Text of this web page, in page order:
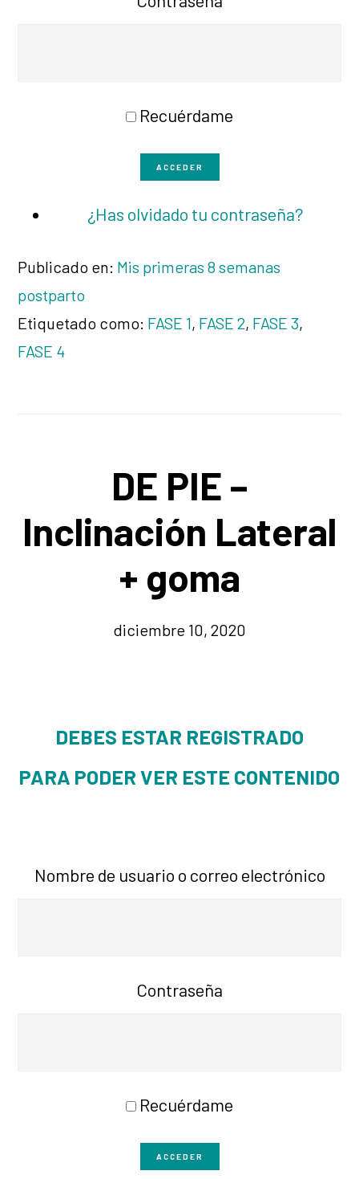
Recuérdame
ACCEDER
¿Has olvidado tu contraseña?
Publicado en: Mis primeras 8 semanas
postparto
Etiquetado como: FASE 1, FASE 2, FASE 3,
FASE 4
DE PIE –
Inclinación Lateral
+ goma
diciembre 10, 2020
DEBES ESTAR REGISTRADO
PARA PODER VER ESTE CONTENIDO
Nombre de usuario o correo electrónico
Contraseña
Recuérdame
ACCEDER